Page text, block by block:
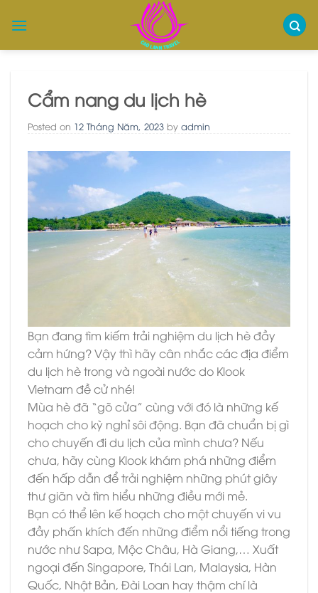
Cẩm nang du lịch hè
Posted on 12 Tháng Năm, 2023 by admin
Bạn đang tìm kiếm trải nghiệm du lịch hè đầy
cảm hứng? Vậy thì hãy cân nhắc các địa điểm
du lịch hè trong và ngoài nước do Klook
Vietnam đề cử nhé!
Mùa hè đã “gõ cửa” cùng với đó là những kế
hoạch cho kỳ nghỉ sôi động. Bạn đã chuẩn bị gì
cho chuyến đi du lịch của mình chưa? Nếu
chưa, hãy cùng Klook khám phá những điểm
đến hấp dẫn để trải nghiệm những phút giây
thư giãn và tìm hiểu những điều mới mẻ.
Bạn có thể lên kế hoạch cho một chuyến vi vu
đầy phấn khích đến những điểm nổi tiếng trong
nước như Sapa, Mộc Châu, Hà Giang,… Xuất
ngoại đến Singapore, Thái Lan, Malaysia, Hàn
Quốc, Nhật Bản, Đài Loan hay thậm chí là